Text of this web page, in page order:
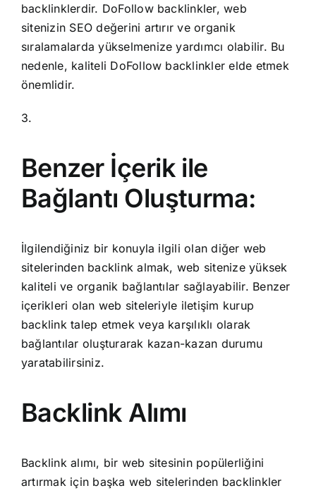
backlinklerdir. DoFollow backlinkler, web
sitenizin SEO değerini artırır ve organik
sıralamalarda yükselmenize yardımcı olabilir. Bu
nedenle, kaliteli DoFollow backlinkler elde etmek
önemlidir.
3.
Benzer İçerik ile
Bağlantı Oluşturma:
İlgilendiğiniz bir konuyla ilgili olan diğer web
sitelerinden backlink almak, web sitenize yüksek
kaliteli ve organik bağlantılar sağlayabilir. Benzer
içerikleri olan web siteleriyle iletişim kurup
backlink talep etmek veya karşılıklı olarak
bağlantılar oluşturarak kazan-kazan durumu
yaratabilirsiniz.
Backlink Alımı
Backlink alımı, bir web sitesinin popülerliğini
artırmak için başka web sitelerinden backlinkler